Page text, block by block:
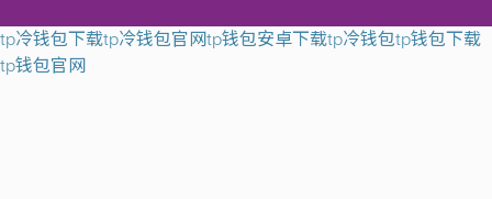
tp冷钱包下载tp冷钱包官网tp钱包安卓下载tp冷钱包tp钱包下载
tp钱包官网